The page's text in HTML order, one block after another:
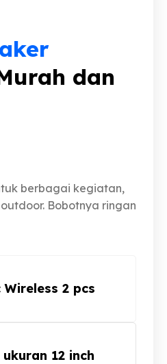
dan
berbagai kegiatan,
Bobotnya ringan
Wireless 2 pcs
12 inch